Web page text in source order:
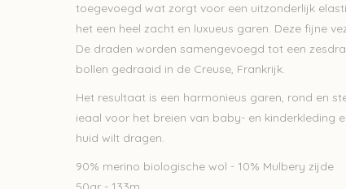
toegevoegd wat zorgt voor een uitzonderlijk
het een heel zacht en luxueus garen. Deze fijne
De draden worden samengevoegd tot een
bollen gedraaid in de Creuse, Frankrijk.
Het resultaat is een harmonieus garen, rond en
ieaal voor het breien van baby- en kinderkleding
huid wilt dragen.
90% merino biologische wol - 10% Mulbery zijde